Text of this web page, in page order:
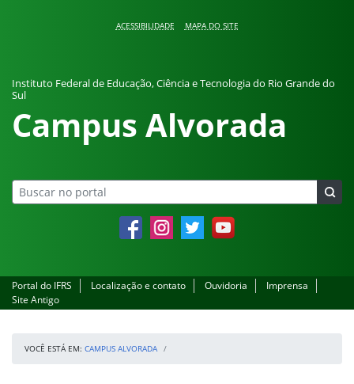
ACESSIBILIDADE MAPA DO SITE
Instituto Federal de Educação, Ciência e Tecnologia do Rio Grande do
Sul
Campus Alvorada
FacebookInstagramTwitter YouTube
Portal do IFRS Localização e contato Ouvidoria
Imprensa
Site Antigo
VOCÊ ESTÁ EM: CAMPUS ALVORADA